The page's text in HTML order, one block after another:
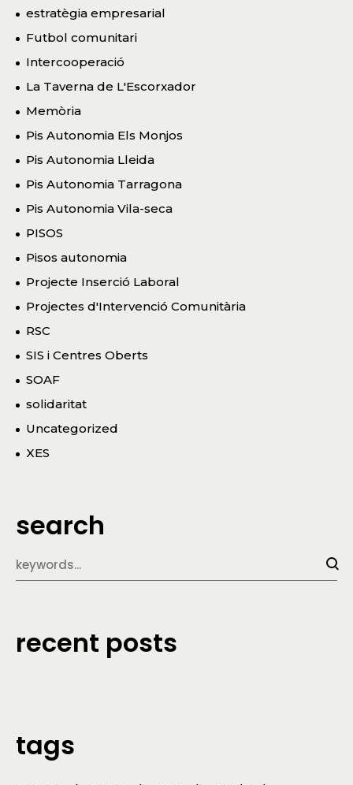
estratègia empresarial
Futbol comunitari
Intercooperació
La Taverna de L'Escorxador
Memòria
Pis Autonomia Els Monjos
Pis Autonomia Lleida
Pis Autonomia Tarragona
Pis Autonomia Vila-seca
PISOS
Pisos autonomia
Projecte Inserció Laboral
Projectes d'Intervenció Comunitària
RSC
SIS i Centres Oberts
SOAF
solidaritat
Uncategorized
XES
search
recent posts
tags